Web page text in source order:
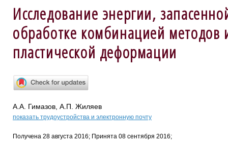
Исследование энергии,
обработке комбинацией методов
пластической деформации
А.А. Гимазов, А.П. Жиляев
показать трудоустройства и электронную почту
Получена 28 августа 2016; Принята 08 сентября 2016;